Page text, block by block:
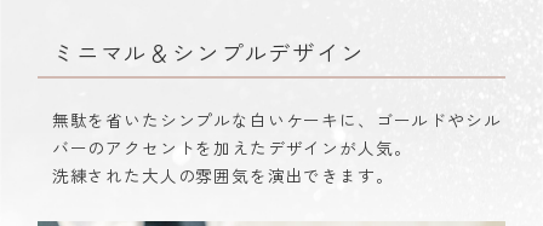
ミニマル＆シンプルデザイン
無駄を省いたシンプルな白いケーキに、ゴールドやシル
バーのアクセントを加えたデザインが人気。
洗練された大人の雰囲気を演出できます。